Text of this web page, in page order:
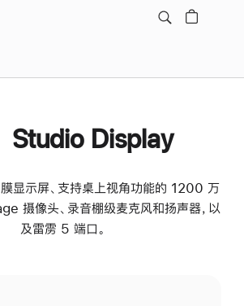
Studio Display
显示屏、支持桌上视角功能的 1200 万
摄像头、录音棚级麦克风和扬声器，以
及雷雳 5 端口。